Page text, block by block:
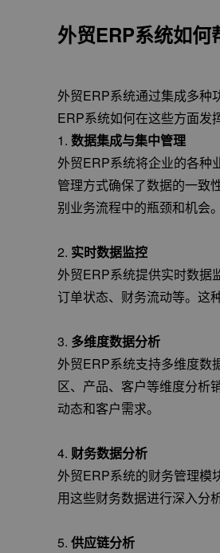
外贸ERP系统如何
外贸ERP系统通过集成多种
ERP系统如何在这些方面发
1. 数据集成与集中管理
外贸ERP系统将企业的各种
管理方式确保了数据的一致
别业务流程中的瓶颈和机会。
2. 实时数据监控
外贸ERP系统提供实时数据
订单状态、财务流动等。这
3. 多维度数据分析
外贸ERP系统支持多维度数
区、产品、客户等维度分析
动态和客户需求。
4. 财务数据分析
外贸ERP系统的财务管理模
用这些财务数据进行深入分
5. 供应链分析